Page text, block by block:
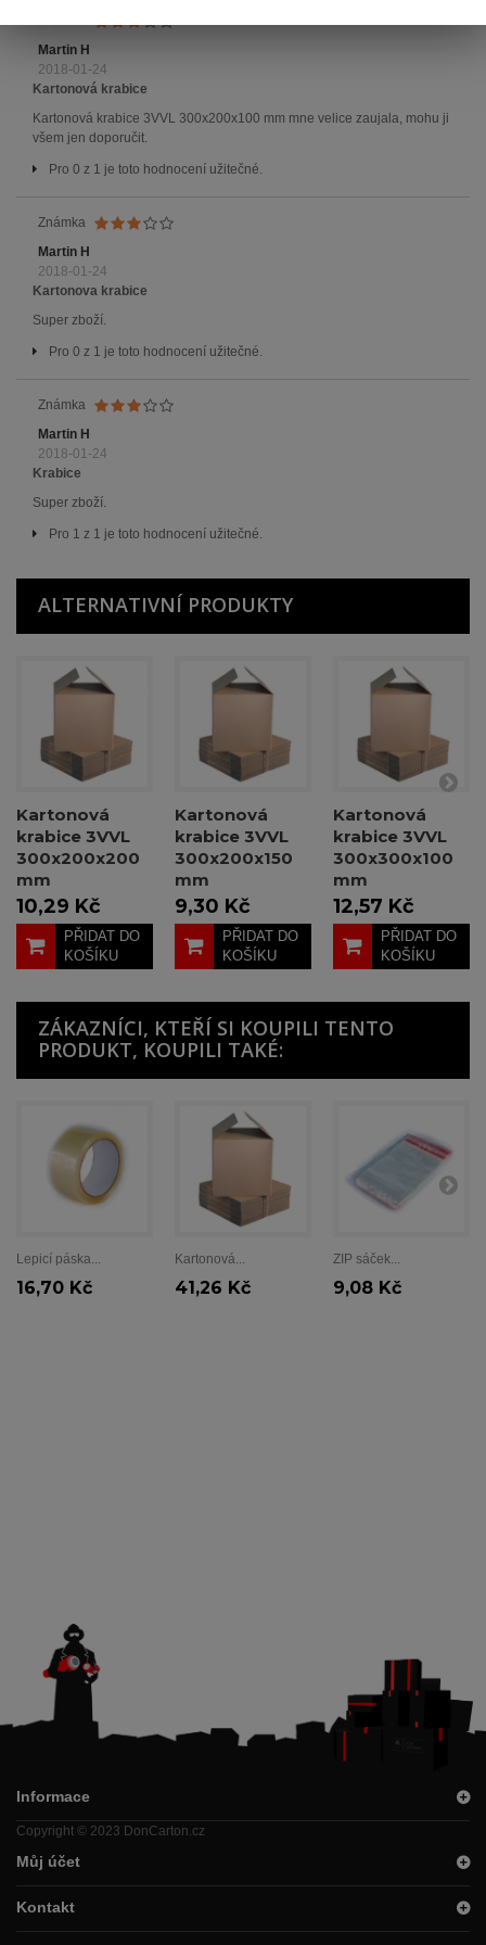
Martin H
2018-01-24
Kartonová krabice
Kartonová krabice 3VVL 300x200x100 mm mne velice zaujala, mohu ji
všem jen doporučit.
Pro 0 z 1 je toto hodnocení užitečné.
Známka
Martin H
2018-01-24
Kartonova krabice
Super zboží.
Pro 0 z 1 je toto hodnocení užitečné.
Známka
Martin H
2018-01-24
Krabice
Super zboží.
Pro 1 z 1 je toto hodnocení užitečné.
ALTERNATIVNÍ PRODUKTY
Kartonová
krabice 3VVL
300x200x200
mm
10,29 Kč
PŘIDAT DO
KOŠÍKU
Kartonová
krabice 3VVL
300x200x150
mm
9,30 Kč
PŘIDAT DO
KOŠÍKU
Kartonová
krabice 3VVL
300x300x100
mm
12,57 Kč
PŘIDAT DO
KOŠÍKU
ZÁKAZNÍCI, KTEŘÍ SI KOUPILI TENTO
PRODUKT, KOUPILI TAKÉ:
Lepicí páska...
16,70 Kč
Kartonová...
41,26 Kč
ZIP sáček...
9,08 Kč
Informace
Copyright © 2023 DonCarton.cz
Můj účet
Kontakt